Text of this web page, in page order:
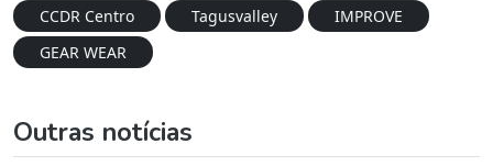
CCDR Centro
Tagusvalley
IMPROVE
GEAR WEAR
Outras notícias